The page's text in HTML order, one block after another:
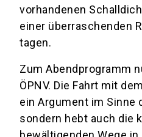
vorhandenen
einer überraschenden
tagen.
Zum Abendprogramm
ÖPNV. Die Fahrt mit
ein Argument im Sinne
sondern hebt auch die